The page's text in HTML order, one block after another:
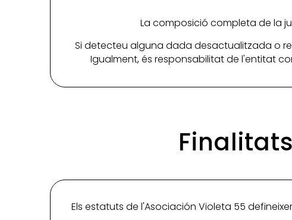
La composició completa de la
Si detecteu alguna dada desactualitzada o
Igualment, és responsabilitat de l'entitat
Els estatuts de l'Asociación Violeta 55